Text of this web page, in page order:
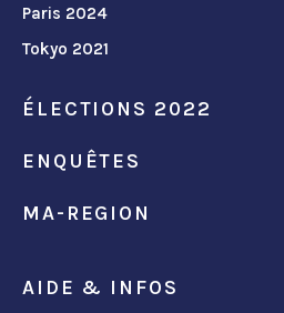
Paris 2024
Tokyo 2021
ÉLECTIONS 2022
ENQUÊTES
MA-REGION
AIDE & INFOS